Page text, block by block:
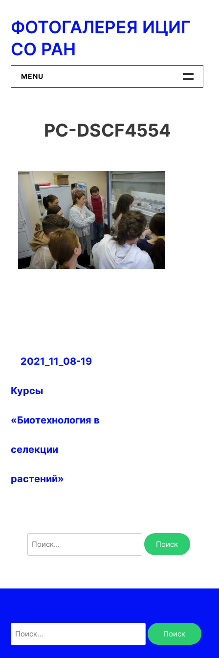
содержимому
ФОТОГАЛЕРЕЯ ИЦИГ
СО РАН
MENU
ИЦиГ СО РАН
PC-DSCF4554
Навигация
записям
2021_11_08-19
Курсы
«Биотехнология в
селекции
растений»
Найти: